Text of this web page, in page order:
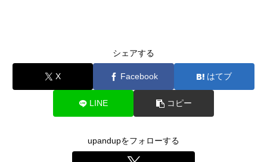
シェアする
X Facebook はてブ
LINE コピー
upandupをフォローする